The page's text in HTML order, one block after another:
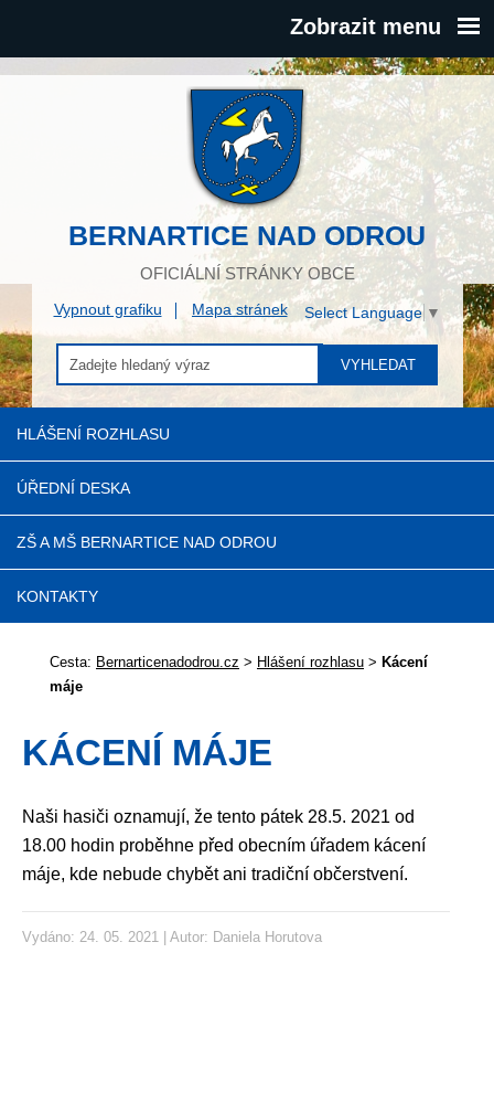
Zobrazit menu
BERNARTICE NAD ODROU
OFICIÁLNÍ STRÁNKY OBCE
Vypnout grafiku Mapa stránek Select Language ▼
VYHLEDAT
HLÁŠENÍ ROZHLASU
ÚŘEDNÍ DESKA
ZŠ A MŠ BERNARTICE NAD ODROU
KONTAKTY
Cesta: Bernarticenadodrou.cz > Hlášení rozhlasu > Kácení
máje
KÁCENÍ MÁJE
Naši hasiči oznamují, že tento pátek 28.5. 2021 od
18.00 hodin proběhne před obecním úřadem kácení
máje, kde nebude chybět ani tradiční občerstvení.
Vydáno: 24. 05. 2021 | Autor: Daniela Horutova